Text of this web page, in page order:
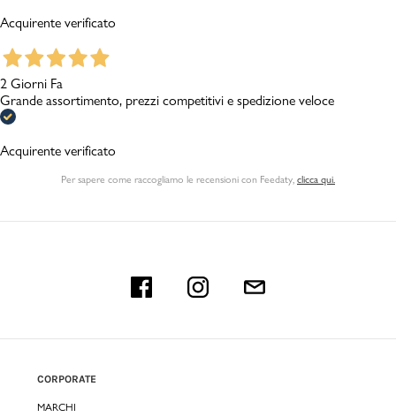
Acquirente verificato
2 Giorni Fa
Grande assortimento, prezzi competitivi e spedizione veloce
Acquirente verificato
Per sapere come raccogliamo le recensioni con Feedaty, clicca qui.
CORPORATE
MARCHI